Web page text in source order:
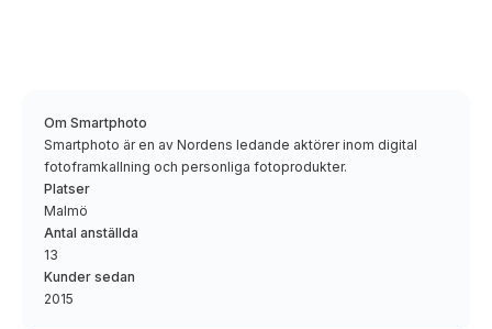
Om Smartphoto
Smartphoto är en av Nordens ledande aktörer inom digital
fotoframkallning och personliga fotoprodukter.
Platser
Malmö
Antal anställda
13
Kunder sedan
2015